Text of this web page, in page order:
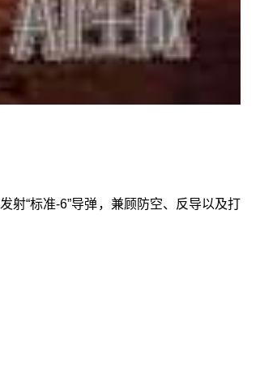
射“标准-6”导弹，兼顾防空、反导以及打